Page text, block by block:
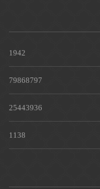
1942
79868797
25443936
1138